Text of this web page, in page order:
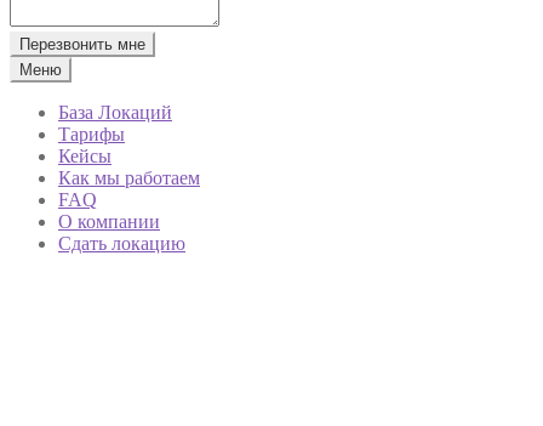
Перезвонить мне
Меню
База Локаций
Тарифы
Кейсы
Как мы работаем
FAQ
О компании
Сдать локацию